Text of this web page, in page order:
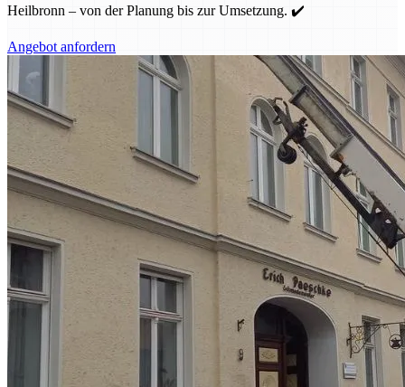
Heilbronn – von der Planung bis zur Umsetzung. ✔️
Angebot anfordern